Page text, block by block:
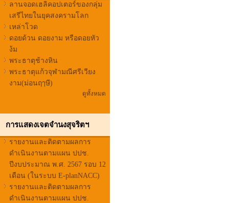
ลานจอดเฮลิคอปเตอร์ของกลุ่ม
เสรีไทยในยุคสงครามโลก
เหล่าโวด
ดอยด้วน ดอยงาม หรือดอยหัว
ง้ม
พระธาตุช้างหิน
พระธาตุแก้วจุฬามณีศรีเวียง
งาม(ม่อนฤๅษี)
ดูทั้งหมด
การแสดงเจตจำนงสุจริตฯ
รายงานและติดตามผลการ
ดำเนินงานตามแผน ปปช.
ปีงบประมาณ พ.ศ. 2567 รอบ 12
เดือน (ในระบบ E-planNACC)
รายงานและติดตามผลการ
ดำเนินงานตามแผน ปปช.